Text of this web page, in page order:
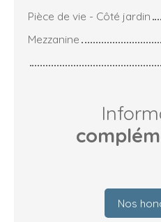
Pièce de vie - Côté jardin
Mezzanine
Nos